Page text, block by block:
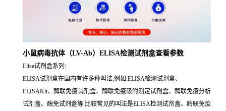
小鼠病毒抗体（LV-Ab）ELISA检测试剂盒查看参数
Elisa试剂盒系列:
ELISA试剂盒在国内有许多种叫法,例如:ELISA检测试剂盒、
ELISAKit、酶联免疫试剂盒、酶联免疫吸附测定试剂盒、酶联免疫分析
试剂盒、酶免试剂盒等,比较常见的叫法是ELISA检测试剂盒、酶联免疫